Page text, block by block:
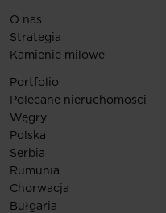
O nas
Strategia
Kamienie milowe
Portfolio
Polecane nieruchomości
Węgry
Polska
Serbia
Rumunia
Chorwacja
Bułgaria